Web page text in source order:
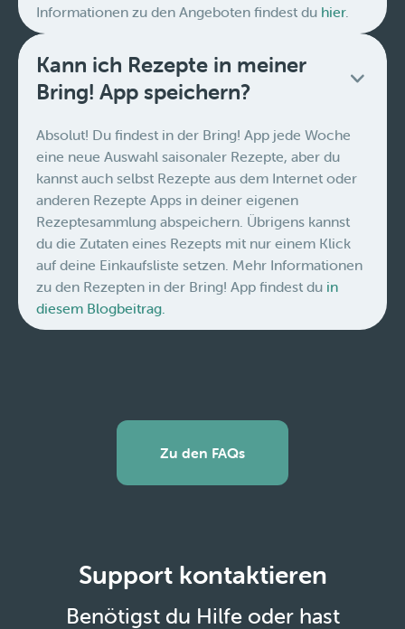
Informationen zu den Angeboten findest du hier.
Kann ich Rezepte in meiner
Bring! App speichern?
Absolut! Du findest in der Bring! App jede Woche
eine neue Auswahl saisonaler Rezepte, aber du
kannst auch selbst Rezepte aus dem Internet oder
anderen Rezepte Apps in deiner eigenen
Rezeptesammlung abspeichern. Übrigens kannst
du die Zutaten eines Rezepts mit nur einem Klick
auf deine Einkaufsliste setzen. Mehr Informationen
zu den Rezepten in der Bring! App findest du in
diesem Blogbeitrag.
Zu den FAQs
Support kontaktieren
Benötigst du Hilfe oder hast